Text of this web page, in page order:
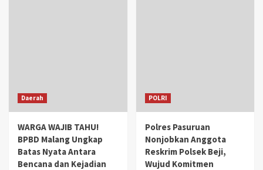
Daerah
WARGA WAJIB TAHU!
BPBD Malang Ungkap
Batas Nyata Antara
Bencana dan Kejadian
POLRI
Polres Pasuruan
Nonjobkan Anggota
Reskrim Polsek Beji,
Wujud Komitmen